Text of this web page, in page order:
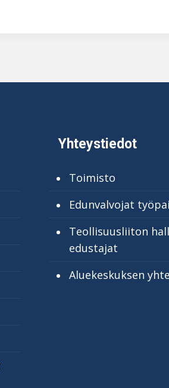
Yhteystiedot
Toimisto
Edunvalvojat
Teollisuusliiton
edustajat
Aluekeskuksen